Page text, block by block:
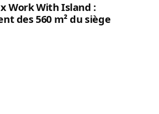
Work With Island :
des 560 m² du siège